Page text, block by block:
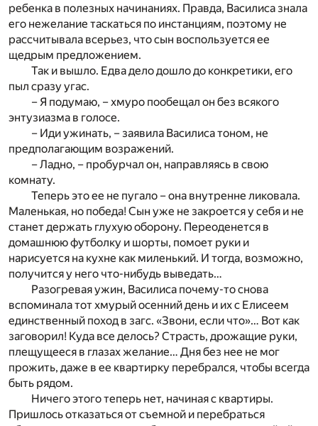
ребенка в полезных начинаниях. Правда, Василиса знала
его нежелание таскаться по инстанциям, поэтому не
рассчитывала всерьез, что сын воспользуется ее
щедрым предложением.
Так и вышло. Едва дело дошло до конкретики, его
пыл сразу угас.
– Я подумаю, – хмуро пообещал он без всякого
энтузиазма в голосе.
– Иди ужинать, – заявила Василиса тоном, не
предполагающим возражений.
– Ладно, – пробурчал он, направляясь в свою
комнату.
Теперь это ее не пугало – она внутренне ликовала.
Маленькая, но победа! Сын уже не закроется у себя и не
станет держать глухую оборону. Переоденется в
домашнюю футболку и шорты, помоет руки и
нарисуется на кухне как миленький. И тогда, возможно,
получится у него что-нибудь выведать…
Разогревая ужин, Василиса почему-то снова
вспоминала тот хмурый осенний день и их с Елисеем
единственный поход в загс. «Звони, если что»… Вот как
заговорил! Куда все делось? Страсть, дрожащие руки,
плещущееся в глазах желание… Дня без нее не мог
прожить, даже в ее квартирку перебрался, чтобы всегда
быть рядом.
Ничего этого теперь нет, начиная с квартиры.
Пришлось отказаться от съемной и перебраться